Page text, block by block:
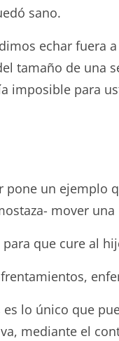
sano.
echar fuera a
tamaño de una
imposible para
pone un ejemplo
mover
que cure al
lo único que
mediante el